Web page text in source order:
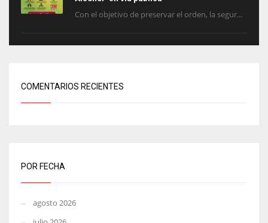
Con el objetivo de preservar el orden, la segur...
COMENTARIOS RECIENTES
POR FECHA
agosto 2026